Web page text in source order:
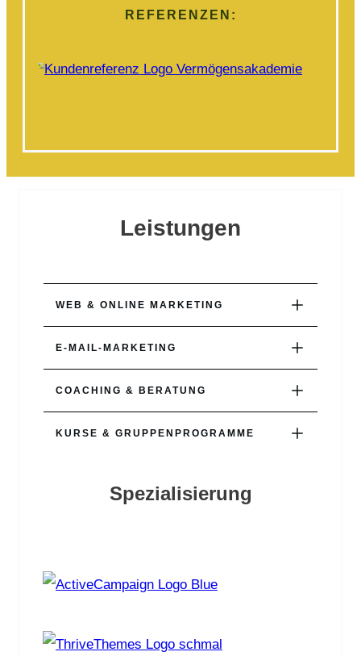
REFERENZEN:
Leistungen
WEB & ONLINE MARKETING
E-MAIL-MARKETING
COACHING & BERATUNG
KURSE & GRUPPENPROGRAMME
Spezialisierung